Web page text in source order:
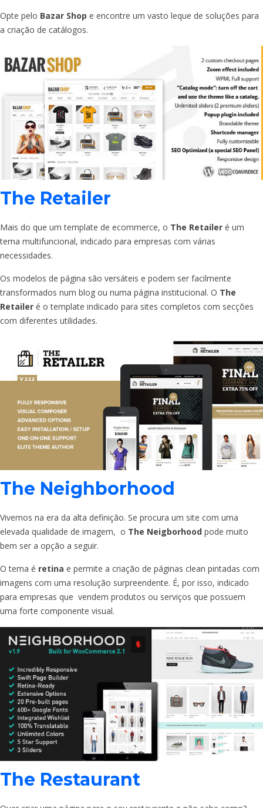
Opte pelo Bazar Shop e encontre um vasto leque de soluções para
a criação de catálogos.
The Retailer
Mais do que um template de ecommerce, o The Retailer é um
tema multifuncional, indicado para empresas com várias
necessidades.
Os modelos de página são versáteis e podem ser facilmente
transformados num blog ou numa página institucional. O The
Retailer é o template indicado para sites completos com secções
com diferentes utilidades.
The Neighborhood
Vivemos na era da alta definição. Se procura um site com uma
elevada qualidade de imagem, o The Neigborhood pode muito
bem ser a opção a seguir.
O tema é retina e permite a criação de páginas clean pintadas com
imagens com uma resolução surpreendente. É, por isso, indicado
para empresas que vendem produtos ou serviços que possuem
uma forte componente visual.
The Restaurant